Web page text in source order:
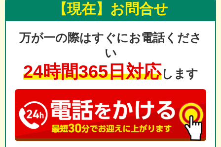
【現在】お問合せ
万が一の際はすぐにお電話くださ
い
24時間365日対応します